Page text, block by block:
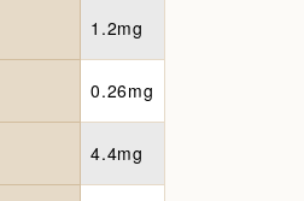
1.2mg
0.26mg
4.4mg